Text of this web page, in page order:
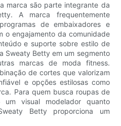
marca são parte integrante da
A marca frequentemente
de embaixadores e
o engajamento da comunidade
e suporte sobre estilo de
Sweaty Betty em um segmento
marcas de moda fitness.
de cortes que valorizam
e opções estilosas como
Para quem busca roupas de
visual modelador quanto
Betty proporciona um